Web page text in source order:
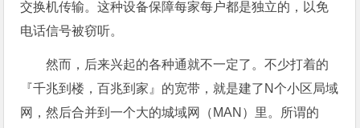
交换机传输。这种设备保障每家每户都是独立的，以免
电话信号被窃听。
然而，后来兴起的各种通就不一定了。不少打着的
『千兆到楼，百兆到家』的宽带，就是建了N个小区局域
网，然后合并到一个大的城域网（MAN）里。所谓的